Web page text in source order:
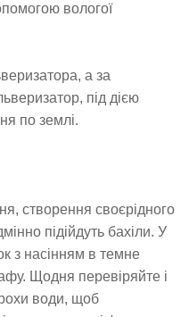
вологої
а за
під дією
по землі.
створення своєрідного
підійдуть бахіли. У
з насінням в темне
Щодня перевіряйте і
води, щоб